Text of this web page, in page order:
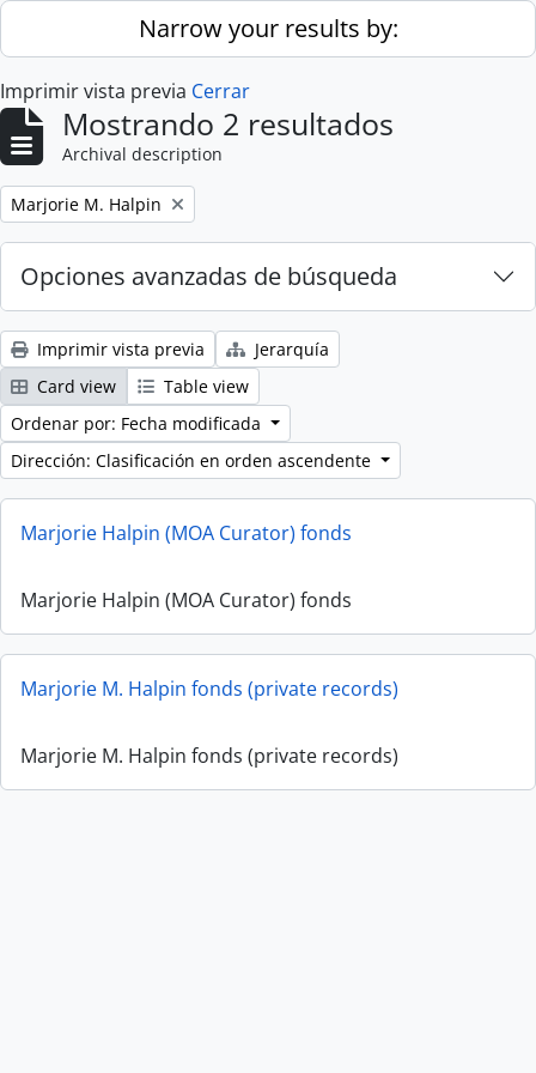
Skip to main contentNarrow your results by:
Imprimir vista previa Cerrar
Mostrando 2 resultados
Archival description
Remove filter:
Marjorie M. Halpin
Opciones avanzadas de búsqueda
Imprimir vista previa
Jerarquía
Card view
Table view
Ordenar por: Fecha modificada
Dirección: Clasificación en orden ascendente
Marjorie Halpin (MOA Curator) fonds
Marjorie Halpin (MOA Curator) fonds
Marjorie M. Halpin fonds (private records)
Marjorie M. Halpin fonds (private records)